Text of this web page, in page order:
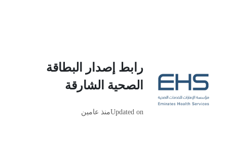
رابط إصدار البطاقة
الصحية الشارقة
Updated onمنذ عامين